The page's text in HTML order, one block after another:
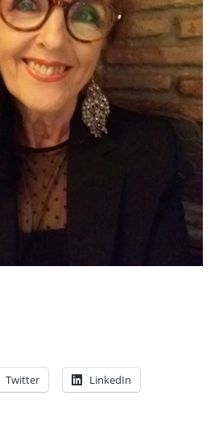
Twitter LinkedIn